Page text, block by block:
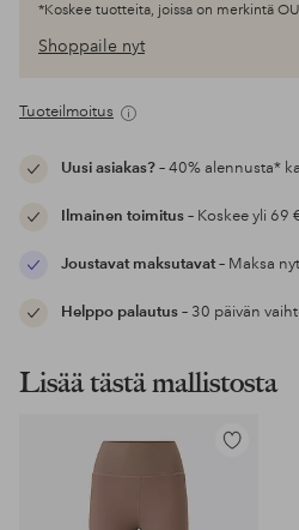
*Koskee tuotteita, joissa on merkintä
Shoppaile nyt
Tuoteilmoitus
Uusi asiakas?– 40% alennusta*
Ilmainen toimitus– Koskee yli 69
Joustavat maksutavat– Maksa
Helppo palautus– 30 päivän
Lisää tästä mallistosta
Lisää